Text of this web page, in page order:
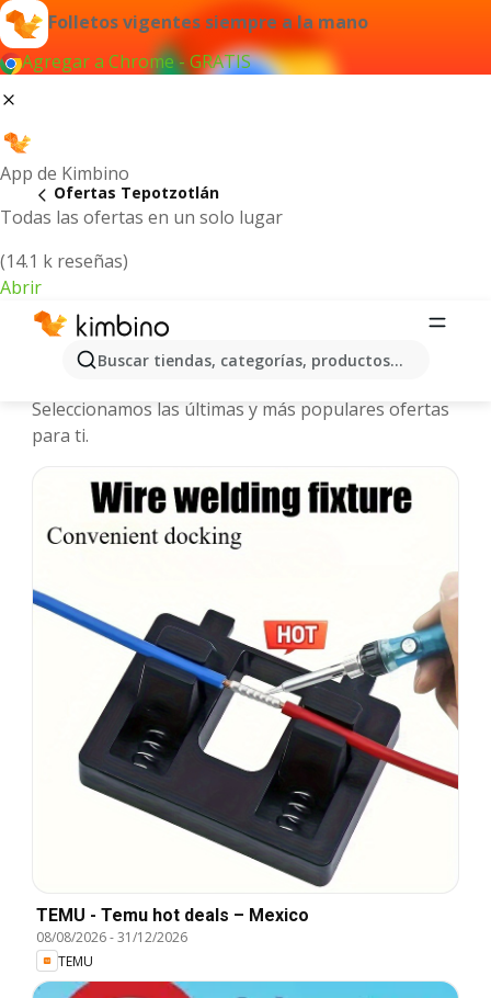
Folletos vigentes siempre a la mano
Agregar a Chrome - GRATIS
App de Kimbino
Todas las ofertas en un solo lugar
(14.1 k reseñas)
Abrir
Buscar tiendas, categorías, productos...
Ofertas Tepotzotlán
Tepotzotlán - Folletos y ofertas más
Seleccionamos las últimas y más populares ofertas
para ti.
TEMU - Temu hot deals – Mexico
08/08/2026-31/12/2026
TEMU